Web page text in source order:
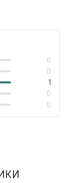
0
0
1
0
0